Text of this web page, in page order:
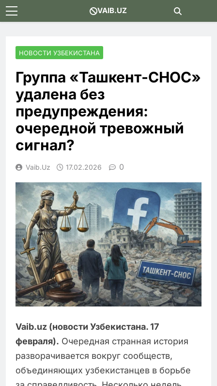
Skip
to
VAIB.UZ
НОВОСТИ УЗБЕКИСТАНА
Группа «Ташкент-СНОС»
удалена без
предупреждения:
очередной тревожный
сигнал?
Vaib.uz 17.02.2026 0
Vaib.uz (новости Узбекистана. 17
февраля). Очередная странная история
разворачивается вокруг сообществ,
объединяющих узбекистанцев в борьбе